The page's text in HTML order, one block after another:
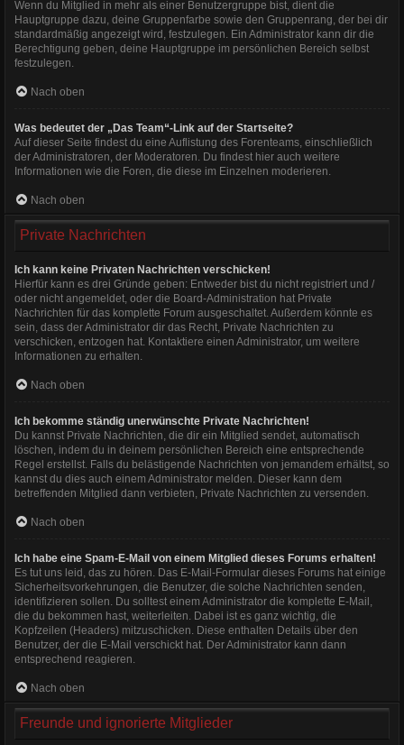
Wenn du Mitglied in mehr als einer Benutzergruppe bist, dient die
Hauptgruppe dazu, deine Gruppenfarbe sowie den Gruppenrang, der bei dir
standardmäßig angezeigt wird, festzulegen. Ein Administrator kann dir die
Berechtigung geben, deine Hauptgruppe im persönlichen Bereich selbst
festzulegen.
Nach oben
Was bedeutet der „Das Team“-Link auf der Startseite?
Auf dieser Seite findest du eine Auflistung des Forenteams, einschließlich
der Administratoren, der Moderatoren. Du findest hier auch weitere
Informationen wie die Foren, die diese im Einzelnen moderieren.
Nach oben
Private Nachrichten
Ich kann keine Privaten Nachrichten verschicken!
Hierfür kann es drei Gründe geben: Entweder bist du nicht registriert und /
oder nicht angemeldet, oder die Board-Administration hat Private
Nachrichten für das komplette Forum ausgeschaltet. Außerdem könnte es
sein, dass der Administrator dir das Recht, Private Nachrichten zu
verschicken, entzogen hat. Kontaktiere einen Administrator, um weitere
Informationen zu erhalten.
Nach oben
Ich bekomme ständig unerwünschte Private Nachrichten!
Du kannst Private Nachrichten, die dir ein Mitglied sendet, automatisch
löschen, indem du in deinem persönlichen Bereich eine entsprechende
Regel erstellst. Falls du belästigende Nachrichten von jemandem erhältst, so
kannst du dies auch einem Administrator melden. Dieser kann dem
betreffenden Mitglied dann verbieten, Private Nachrichten zu versenden.
Nach oben
Ich habe eine Spam-E-Mail von einem Mitglied dieses Forums erhalten!
Es tut uns leid, das zu hören. Das E-Mail-Formular dieses Forums hat einige
Sicherheitsvorkehrungen, die Benutzer, die solche Nachrichten senden,
identifizieren sollen. Du solltest einem Administrator die komplette E-Mail,
die du bekommen hast, weiterleiten. Dabei ist es ganz wichtig, die
Kopfzeilen (Headers) mitzuschicken. Diese enthalten Details über den
Benutzer, der die E-Mail verschickt hat. Der Administrator kann dann
entsprechend reagieren.
Nach oben
Freunde und ignorierte Mitglieder